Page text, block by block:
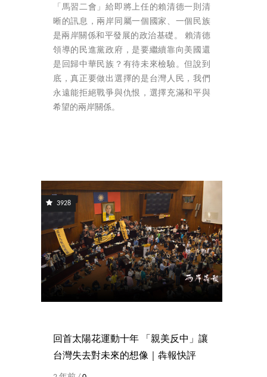
「馬習二會」給即將上任的賴清德一則清
晰的訊息，兩岸同屬一個國家、一個民族
是兩岸關係和平發展的政治基礎。 賴清德
領導的民進黨政府，是要繼續靠向美國還
是回歸中華民族？有待未來檢驗。但說到
底，真正要做出選擇的是台灣人民，我們
永遠能拒絕戰爭與仇恨，選擇充滿和平與
希望的兩岸關係。
3928
回首太陽花運動十年 「親美反中」讓
台灣失去對未來的想像｜犇報快評